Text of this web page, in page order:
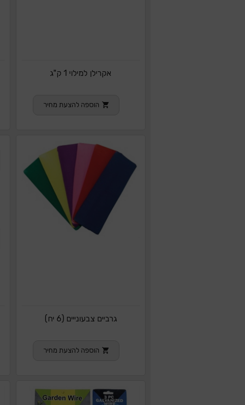
אקרילן למילוי 1 ק"ג
הוספה להצעת מחיר
גרביים צבעונייים (6 יח)
הוספה להצעת מחיר